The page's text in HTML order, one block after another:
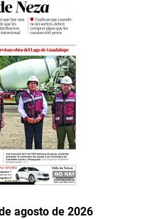
agosto de 2026